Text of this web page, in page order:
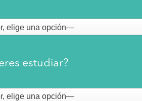
estudiar?